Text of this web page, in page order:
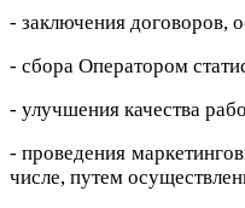
- заключения договоров,
- сбора Оператором
- улучшения качества
- проведения
числе, путем